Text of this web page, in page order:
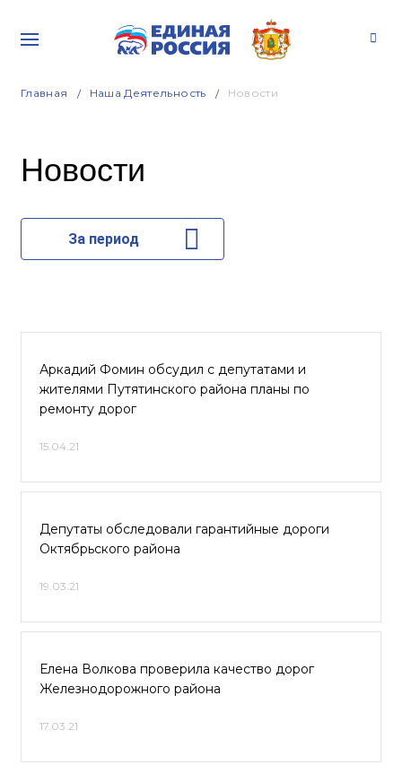
Главная Наша Деятельность Новости
Новости
За период
Аркадий Фомин обсудил с депутатами и
жителями Путятинского района планы по
ремонту дорог
15.04.21
Депутаты обследовали гарантийные дороги
Октябрьского района
19.03.21
Елена Волкова проверила качество дорог
Железнодорожного района
17.03.21